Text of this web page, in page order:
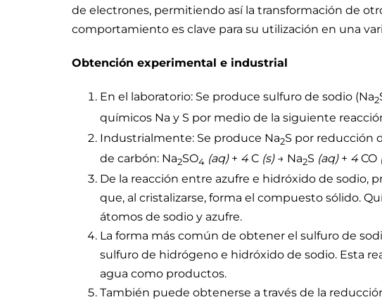
de electrones, permitiendo así la transformación de
comportamiento es clave para su utilización en una
Obtención experimental e industrial
En el laboratorio: Se produce sulfuro de sodio (Na2
químicos Na y S por medio de la siguiente
Industrialmente: Se produce Na2S por reducción
de carbón: Na2SO4 (aq)+ 4C (s)→ Na2S (aq)+ 4CO
De la reacción entre azufre e hidróxido de sodio,
que, al cristalizarse, forma el compuesto sólido.
átomos de sodio y azufre.
La forma más común de obtener el sulfuro de
sulfuro de hidrógeno e hidróxido de sodio. Esta
agua como productos.
También puede obtenerse a través de la